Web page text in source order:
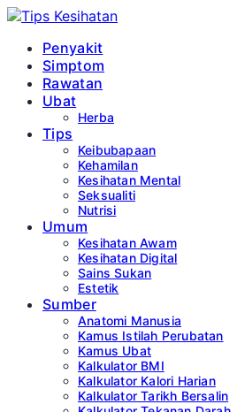
Penyakit
Simptom
Rawatan
Ubat
Herba
Tips
Keibubapaan
Kehamilan
Kesihatan Mental
Seksualiti
Nutrisi
Umum
Kesihatan Awam
Kesihatan Digital
Sains Sukan
Estetik
Sumber
Anatomi Manusia
Kamus Istilah Perubatan
Kamus Ubat
Kalkulator BMI
Kalkulator Kalori Harian
Kalkulator Tarikh Bersalin